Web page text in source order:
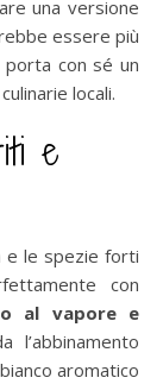
una versione
essere più
con sé un
locali.
e
e le spezie forti
con
al vapore e
l’abbinamento
aromatico